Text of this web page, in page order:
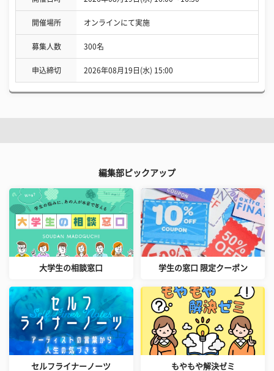
開催場所 オンラインにて実施
募集人数 300名
申込締切 2026年08月19日(水) 15:00
編集部ピックアップ
大学生の相談窓口 学生の窓口 限定クーポン
セルフライナーノーツ もやもや解決ゼミ